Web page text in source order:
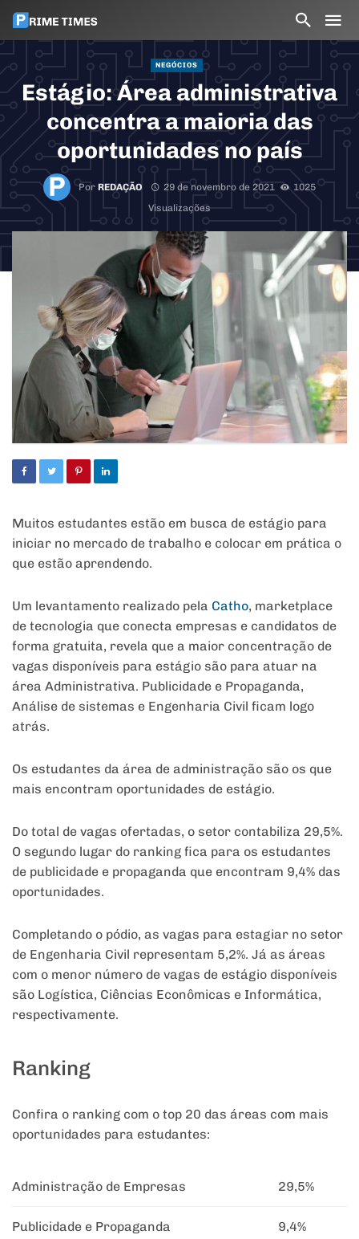
NEGÓCIOS
Estágio: Área administrativa
concentra a maioria das
oportunidades no país
PorREDAÇÃO 29 de novembro de 2021
1025
Visualizações
Muitos estudantes estão em busca de estágio para
iniciar no mercado de trabalho e colocar em prática o
que estão aprendendo.
Um levantamento realizado pela Catho, marketplace
de tecnologia que conecta empresas e candidatos de
forma gratuita, revela que a maior concentração de
vagas disponíveis para estágio são para atuar na
área Administrativa. Publicidade e Propaganda,
Análise de sistemas e Engenharia Civil ficam logo
atrás.
Os estudantes da área de administração são os que
mais encontram oportunidades de estágio.
Do total de vagas ofertadas, o setor contabiliza 29,5%.
O segundo lugar do ranking fica para os estudantes
de publicidade e propaganda que encontram 9,4% das
oportunidades.
Completando o pódio, as vagas para estagiar no setor
de Engenharia Civil representam 5,2%. Já as áreas
com o menor número de vagas de estágio disponíveis
são Logística, Ciências Econômicas e Informática,
respectivamente.
Ranking
Confira o ranking com o top 20 das áreas com mais
oportunidades para estudantes:
Administração de Empresas 29,5%
Publicidade e Propaganda 9,4%